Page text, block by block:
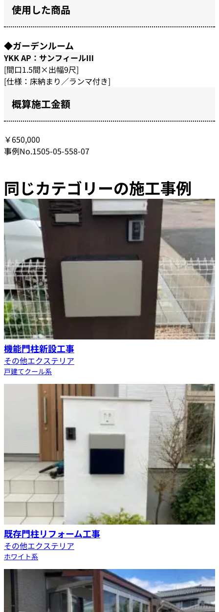
使用した商品
◆ガーデンルーム
YKK AP：サンフィールⅢ
[間口1.5間×出幅9尺]
[仕様：床納まり／ランマ付き]
概算施工金額
￥650,000
事例No.1505-05-558-07
同じカテゴリーの施工事例
機能門柱新設工事
その他エクステリア
戸建てクール系
既存門柱リフォーム工事
その他エクステリア
ホワイト系